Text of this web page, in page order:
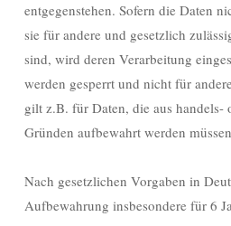
entgegenstehen. Sofern die Daten
sie für andere und gesetzlich
sind, wird deren Verarbeitung
werden gesperrt und nicht für
gilt z.B. für Daten, die aus handels-
Gründen aufbewahrt werden
Nach gesetzlichen Vorgaben in
Aufbewahrung insbesondere für 6